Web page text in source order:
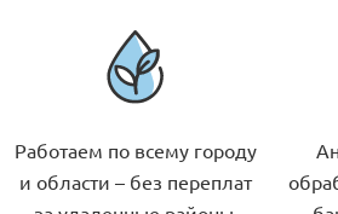
Работаем по всему городу
и области – без переплат